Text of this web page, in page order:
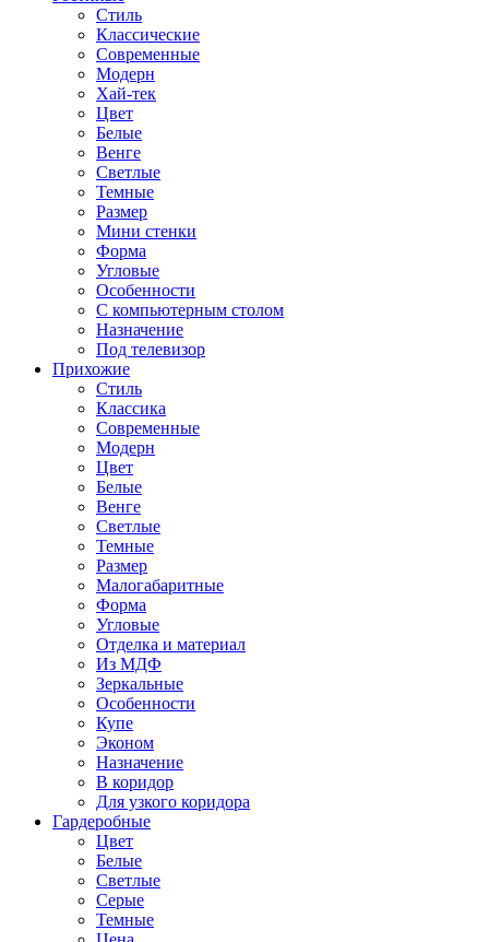
Стиль
Классические
Современные
Модерн
Хай-тек
Цвет
Белые
Венге
Светлые
Темные
Размер
Мини стенки
Форма
Угловые
Особенности
С компьютерным столом
Назначение
Под телевизор
Прихожие
Стиль
Классика
Современные
Модерн
Цвет
Белые
Венге
Светлые
Темные
Размер
Малогабаритные
Форма
Угловые
Отделка и материал
Из МДФ
Зеркальные
Особенности
Купе
Эконом
Назначение
В коридор
Для узкого коридора
Гардеробные
Цвет
Белые
Светлые
Серые
Темные